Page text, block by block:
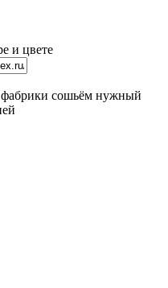
и цвете
фабрики сошьём нужный